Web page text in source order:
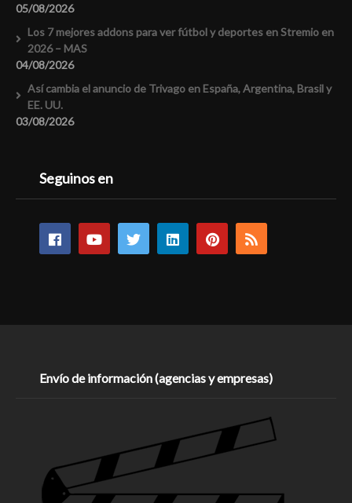
05/08/2026
Los 7 mejores addons para ver fútbol y deportes en Stremio en
2026 – MAS
04/08/2026
Así cambia el anuncio de Trivago en España, Argentina, Brasil y
EE. UU.
03/08/2026
Seguinos en
Envío de información (agencias y empresas)